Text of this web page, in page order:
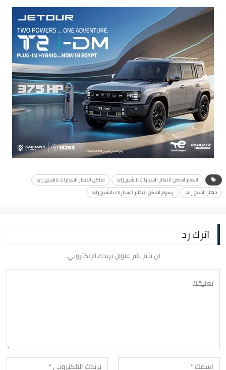
اسعار اماكن انتظار السيارات بالشيخ زايد
اماكن انتظار السيارات بالشيخ زايد
جهاز الشيخ زايد
رسوم اماكن انتظار السيارات بالشيخ زايد
اترك رد
لن يتم نشر عنوان بريدك الإلكتروني.